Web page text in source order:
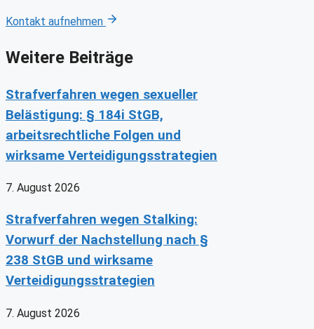
Kontakt aufnehmen
Weitere Beiträge
Strafverfahren wegen sexueller
Belästigung: § 184i StGB,
arbeitsrechtliche Folgen und
wirksame Verteidigungsstrategien
7. August 2026
Strafverfahren wegen Stalking:
Vorwurf der Nachstellung nach §
238 StGB und wirksame
Verteidigungsstrategien
7. August 2026